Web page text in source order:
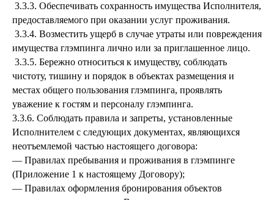
3.3.3. Обеспечивать сохранность имущества Исполнителя,
предоставляемого при оказании услуг проживания.
3.3.4. Возместить ущерб в случае утраты или повреждения
имущества глэмпинга лично или за приглашенное лицо.
3.3.5. Бережно относиться к имуществу, соблюдать
чистоту, тишину и порядок в объектах размещения и
местах общего пользования глэмпинга, проявлять
уважение к гостям и персоналу глэмпинга.
3.3.6. Соблюдать правила и запреты, установленные
Исполнителем с следующих документах, являющихся
неотъемлемой частью настоящего договора:
— Правилах пребывания и проживания в глэмпинге
(Приложение 1 к настоящему Договору);
— Правилах оформления бронирования объектов